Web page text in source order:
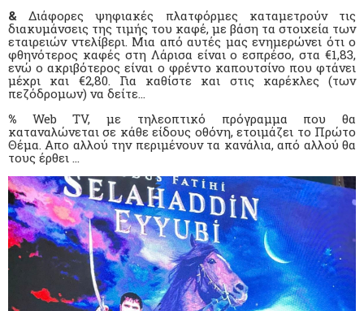
& Διάφορες ψηφιακές πλατφόρμες καταμετρούν τις
διακυμάνσεις της τιμής του καφέ, με βάση τα στοιχεία των
εταιρειών ντελίβερι. Μια από αυτές μας ενημερώνει ότι ο
φθηνότερος καφές στη Λάρισα είναι ο εσπρέσο, στα €1,83,
ενώ ο ακριβότερος είναι ο φρέντο καπουτσίνο που φτάνει
μέχρι και €2,80. Για καθίστε και στις καρέκλες (των
πεζόδρομων) να δείτε…
% Web TV, με τηλεοπτικό πρόγραμμα που θα
καταναλώνεται σε κάθε είδους οθόνη, ετοιμάζει το Πρώτο
Θέμα. Απο αλλού την περιμένουν τα κανάλια, από αλλού θα
τους έρθει ...